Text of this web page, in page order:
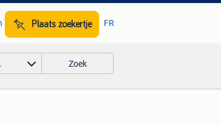
Plaats zoekertje FR
Zoek